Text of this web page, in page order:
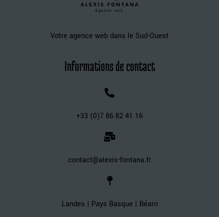
Agence web
Votre agence web dans le Sud-Ouest
Informations de contact
+33 (0)7 86 82 41 16
contact@alexis-fontana.fr
Landes | Pays Basque | Béarn